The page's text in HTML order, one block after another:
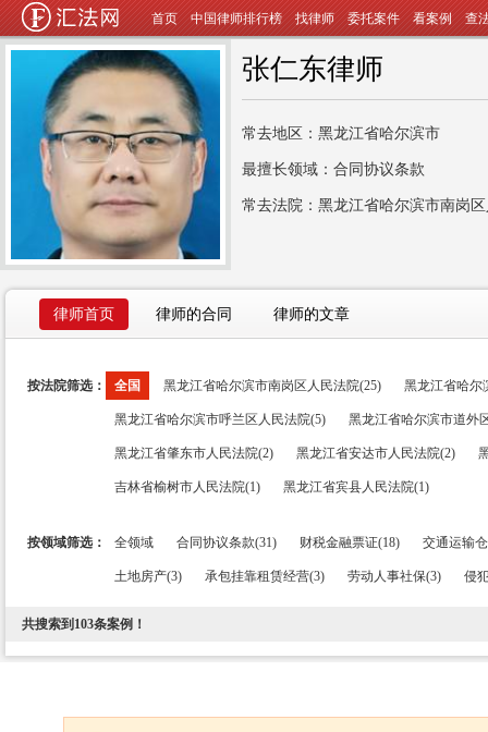
首页 中国律师排行榜 找律师 委托案件 看案例 查
张仁东律师
常去地区：黑龙江省哈尔滨市
最擅长领域：合同协议条款
常去法院：黑龙江省哈尔滨市南岗
律师首页 律师的合同 律师的文章
按法院筛选： 全国 黑龙江省哈尔滨市南岗区人民法院(25) 黑龙江省哈尔
黑龙江省哈尔滨市呼兰区人民法院(5) 黑龙江省哈尔滨市道外
黑龙江省肇东市人民法院(2) 黑龙江省安达市人民法院(2)
吉林省榆树市人民法院(1) 黑龙江省宾县人民法院(1)
按领域筛选： 全领域 合同协议条款(31) 财税金融票证(18) 交通运输
土地房产(3) 承包挂靠租赁经营(3) 劳动人事社保(3) 侵
共搜索到 103条案例！